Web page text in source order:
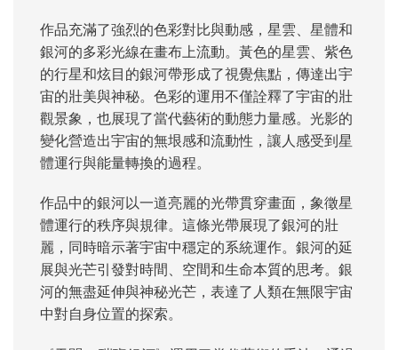
作品充滿了強烈的色彩對比與動感，星雲、星體和
銀河的多彩光線在畫布上流動。黃色的星雲、紫色
的行星和炫目的銀河帶形成了視覺焦點，傳達出宇
宙的壯美與神秘。色彩的運用不僅詮釋了宇宙的壯
觀景象，也展現了當代藝術的動態力量感。光影的
變化營造出宇宙的無垠感和流動性，讓人感受到星
體運行與能量轉換的過程。
作品中的銀河以一道亮麗的光帶貫穿畫面，象徵星
體運行的秩序與規律。這條光帶展現了銀河的壯
麗，同時暗示著宇宙中穩定的系統運作。銀河的延
展與光芒引發對時間、空間和生命本質的思考。銀
河的無盡延伸與神秘光芒，表達了人類在無限宇宙
中對自身位置的探索。